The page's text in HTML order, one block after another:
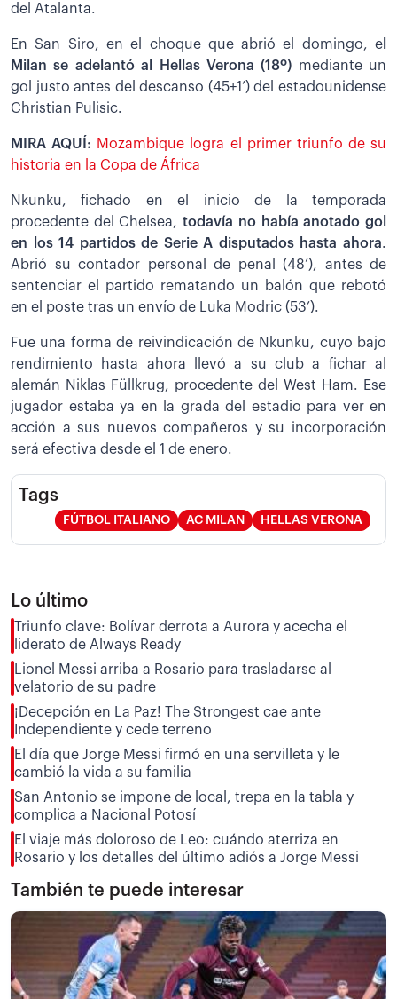
del Atalanta.
En San Siro, en el choque que abrió el domingo, e
Milan se adelantó al Hellas Verona (18º) mediante un
gol justo antes del descanso (45+1’) del estadounidense
Christian Pulisic.
MIRA AQUÍ: Mozambique logra el primer triunfo de su
historia en la Copa de África
Nkunku, fichado en el inicio de la temporada
procedente del Chelsea,todavía no había anotado gol
en los 14 partidos de Serie A disputados hasta ahora.
Abrió su contador personal de penal (48’), antes de
sentenciar el partido rematando un balón que rebotó
en el poste tras un envío de Luka Modric (53’).
Fue una forma de reivindicación de Nkunku, cuyo bajo
rendimiento hasta ahora llevó a su club a fichar al
alemán Niklas Füllkrug, procedente del West Ham. Ese
jugador estaba ya en la grada del estadio para ver en
acción a sus nuevos compañeros y su incorporación
será efectiva desde el 1 de enero.
Tags
FÚTBOL ITALIANO AC MILAN HELLAS VERONA
Lo último
Triunfo clave: Bolívar derrota a Aurora y acecha el
liderato de Always Ready
Lionel Messi arriba a Rosario para trasladarse al
velatorio de su padre
¡Decepción en La Paz! The Strongest cae ante
Independiente y cede terreno
El día que Jorge Messi firmó en una servilleta y le
cambió la vida a su familia
San Antonio se impone de local, trepa en la tabla y
complica a Nacional Potosí
El viaje más doloroso de Leo: cuándo aterriza en
Rosario y los detalles del último adiós a Jorge Messi
También te puede interesar